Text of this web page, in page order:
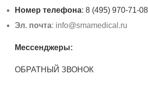
Номер телефона: 8 (495) 970-71-08
Эл. почта: info@smamedical.ru
Мессенджеры:
ОБРАТНЫЙ ЗВОНОК